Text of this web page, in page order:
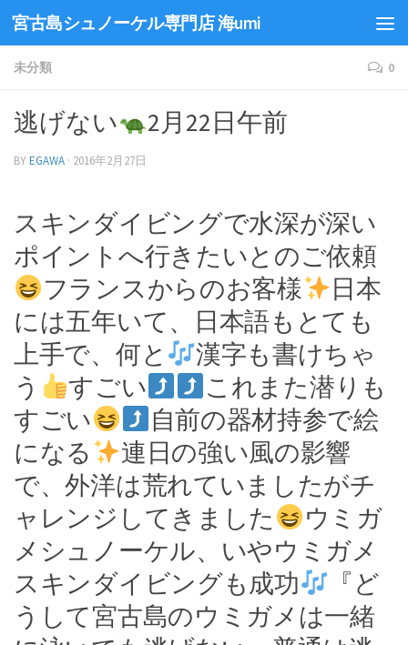
宮古島シュノーケル専門店 海umi
未分類 0
逃げない 2月22日午前
BYEGAWA · 2016年2月27日
スキンダイビングで水深が深い
ポイントへ行きたいとのご依頼
フランスからのお客様
日本
には五年いて、日本語もとても
上手で、何と
漢字も書けちゃ
う
すごい
これまた潜りも
すごい
自前の器材持参で絵
になる
連日の強い風の影響
で、外洋は荒れていましたがチ
ャレンジしてきました
ウミガ
メシュノーケル、いやウミガメ
スキンダイビングも成功
『ど
うして宮古島のウミガメは一緒